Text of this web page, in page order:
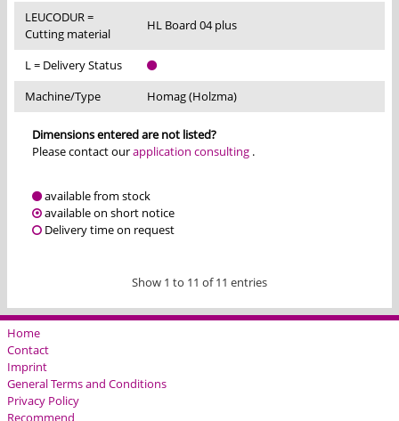
LEUCODUR =
Cutting material
HL Board 04 plus
L = Delivery Status
Machine/Type
Homag (Holzma)
Dimensions entered are not listed?
Please contact ourapplication consulting .
available from stock
available on short notice
Delivery time on request
Show 1 to 11 of 11 entries
Home
Contact
Imprint
General Terms and Conditions
Privacy Policy
Recommend